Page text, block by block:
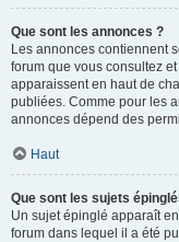
Que sont les annonces ?
Les annonces contiennent
forum que vous consultez
apparaissent en haut de
publiées. Comme pour les
annonces dépend des
Haut
Que sont les sujets
Un sujet épinglé apparaît
forum dans lequel il a été